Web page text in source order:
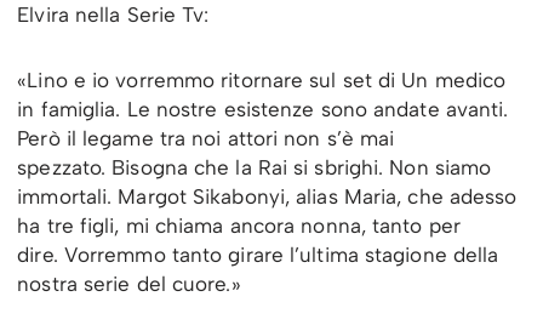
Elvira nella Serie Tv:
«Lino e io vorremmo ritornare sul set di Un medico
in famiglia. Le nostre esistenze sono andate avanti.
Però il legame tra noi attori non s’è mai
spezzato. Bisogna che la Rai si sbrighi. Non siamo
immortali. Margot Sikabonyi, alias Maria, che adesso
ha tre figli, mi chiama ancora nonna, tanto per
dire. Vorremmo tanto girare l’ultima stagione della
nostra serie del cuore.»